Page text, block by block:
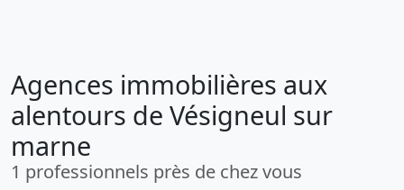
Agences immobilières aux
alentours de Vésigneul sur
marne
1 professionnels près de chez vous